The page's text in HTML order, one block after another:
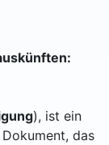
), ist ein
das